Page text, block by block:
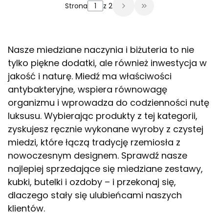
Strona z 2 Przejdź do
Nasze miedziane naczynia i biżuteria to nie
tylko piękne dodatki, ale również inwestycja w
jakość i naturę. Miedź ma właściwości
antybakteryjne, wspiera równowagę
organizmu i wprowadza do codzienności nutę
luksusu. Wybierając produkty z tej kategorii,
zyskujesz ręcznie wykonane wyroby z czystej
miedzi, które łączą tradycję rzemiosła z
nowoczesnym designem. Sprawdź nasze
najlepiej sprzedające się miedziane zestawy,
kubki, butelki i ozdoby – i przekonaj się,
dlaczego stały się ulubieńcami naszych
klientów.